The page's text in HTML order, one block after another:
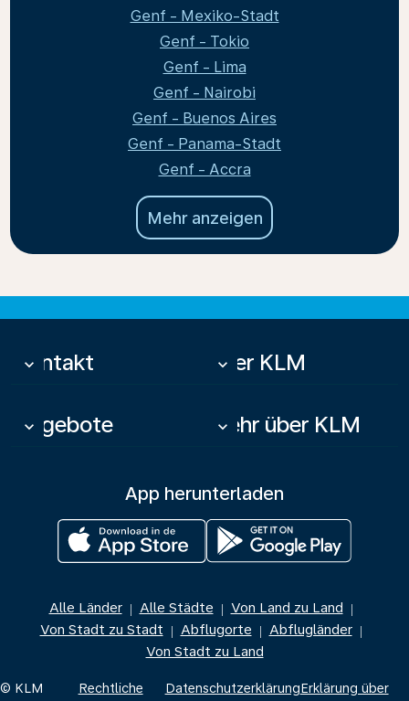
Genf - Mexiko-Stadt
Genf - Tokio
Genf - Lima
Genf - Nairobi
Genf - Buenos Aires
Genf - Panama-Stadt
Genf - Accra
Mehr anzeigen
Kontakt
keyboard_arrow_down Über KLM
keyboard_arrow_down
Angebote
keyboard_arrow_down Mehr über KLM
keyboard_arrow_down
App herunterladen
Alle Länder | Alle Städte | Von Land zu Land |
Von Stadt zu Stadt | Abflugorte | Abflugländer |
Von Stadt zu Land
© KLM Rechtliche DatenschutzerklärungErklärung über